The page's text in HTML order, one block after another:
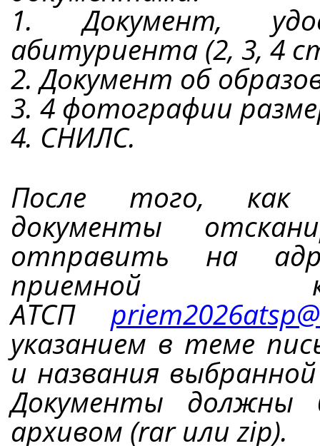
1. Документ,
абитуриента (2, 3, 4
2. Документ об
3. 4 фотографии
4. СНИЛС.
После того, как
документы
отправить на
приемной
АТСП
указанием в теме
и названия
Документы должны
архивом (rar или zip).